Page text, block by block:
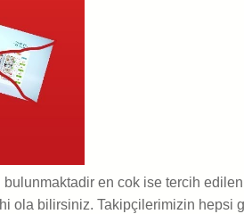
en cok ise tercih
bilirsiniz. Takipçilerimizin hepsi